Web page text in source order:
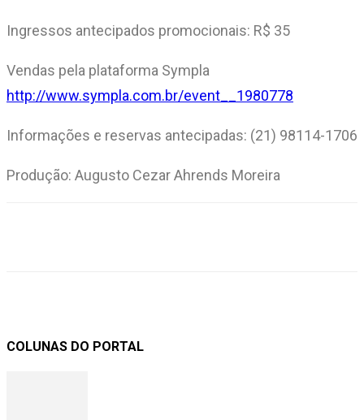
Ingressos antecipados promocionais: R$ 35
Vendas pela plataforma Sympla
http://www.sympla.com.br/event__1980778
Informações e reservas antecipadas: (21) 98114-1706
Produção: Augusto Cezar Ahrends Moreira
COLUNAS DO PORTAL